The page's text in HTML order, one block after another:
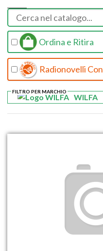
Ordina e Ritira
Radionovelli
WILFA
FILTRO PER MARCHIO